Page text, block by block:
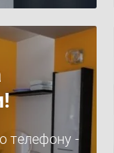
телефону -